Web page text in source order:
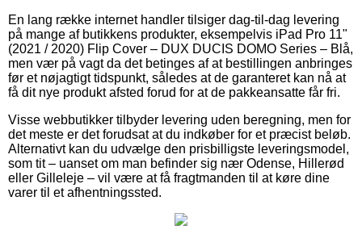
En lang række internet handler tilsiger dag-til-dag levering
på mange af butikkens produkter, eksempelvis iPad Pro 11"
(2021 / 2020) Flip Cover – DUX DUCIS DOMO Series – Blå,
men vær på vagt da det betinges af at bestillingen anbringes
før et nøjagtigt tidspunkt, således at de garanteret kan nå at
få dit nye produkt afsted forud for at de pakkeansatte får fri.
Visse webbutikker tilbyder levering uden beregning, men for
det meste er det forudsat at du indkøber for et præcist beløb.
Alternativt kan du udvælge den prisbilligste leveringsmodel,
som tit – uanset om man befinder sig nær Odense, Hillerød
eller Gilleleje – vil være at få fragtmanden til at køre dine
varer til et afhentningssted.